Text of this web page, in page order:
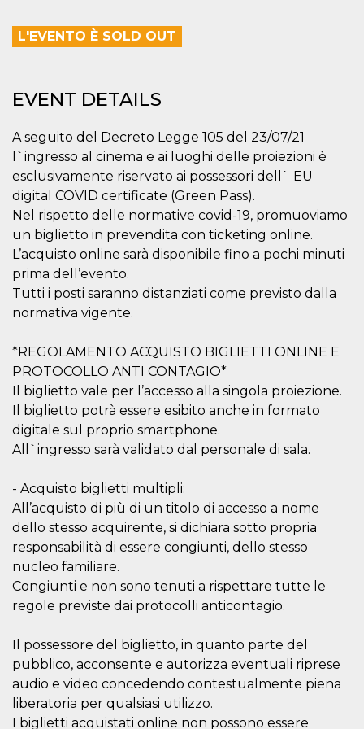
L'EVENTO È SOLD OUT
EVENT DETAILS
A seguito del Decreto Legge 105 del 23/07/21
l`ingresso al cinema e ai luoghi delle proiezioni è
esclusivamente riservato ai possessori dell` EU
digital COVID certificate (Green Pass).
Nel rispetto delle normative covid-19, promuoviamo
un biglietto in prevendita con ticketing online.
L’acquisto online sarà disponibile fino a pochi minuti
prima dell’evento.
Tutti i posti saranno distanziati come previsto dalla
normativa vigente.
*REGOLAMENTO ACQUISTO BIGLIETTI ONLINE E
PROTOCOLLO ANTI CONTAGIO*
Il biglietto vale per l’accesso alla singola proiezione.
Il biglietto potrà essere esibito anche in formato
digitale sul proprio smartphone.
All`ingresso sarà validato dal personale di sala.
- Acquisto biglietti multipli:
All’acquisto di più di un titolo di accesso a nome
dello stesso acquirente, si dichiara sotto propria
responsabilità di essere congiunti, dello stesso
nucleo familiare.
Congiunti e non sono tenuti a rispettare tutte le
regole previste dai protocolli anticontagio.
Il possessore del biglietto, in quanto parte del
pubblico, acconsente e autorizza eventuali riprese
audio e video concedendo contestualmente piena
liberatoria per qualsiasi utilizzo.
I biglietti acquistati online non possono essere
pages.
m
Stripe
m.stripe.com
1 year 1
month
This cookie
is generally
used for
optimization
of payment
processing
services,
facilitating
the browser
CookieScriptConsent
CookieScript
oooh.events
4 weeks 2
This cookie
Script.com
service to
remember
consent
preferences.
cookie
banner to
work
properly.
Storage declaration
Name
Storage
type
Description
fbssls_314278995690155
Session
storage
wpEmojiSettingsSupports
Session
storage
cn_uc__
Local
storage